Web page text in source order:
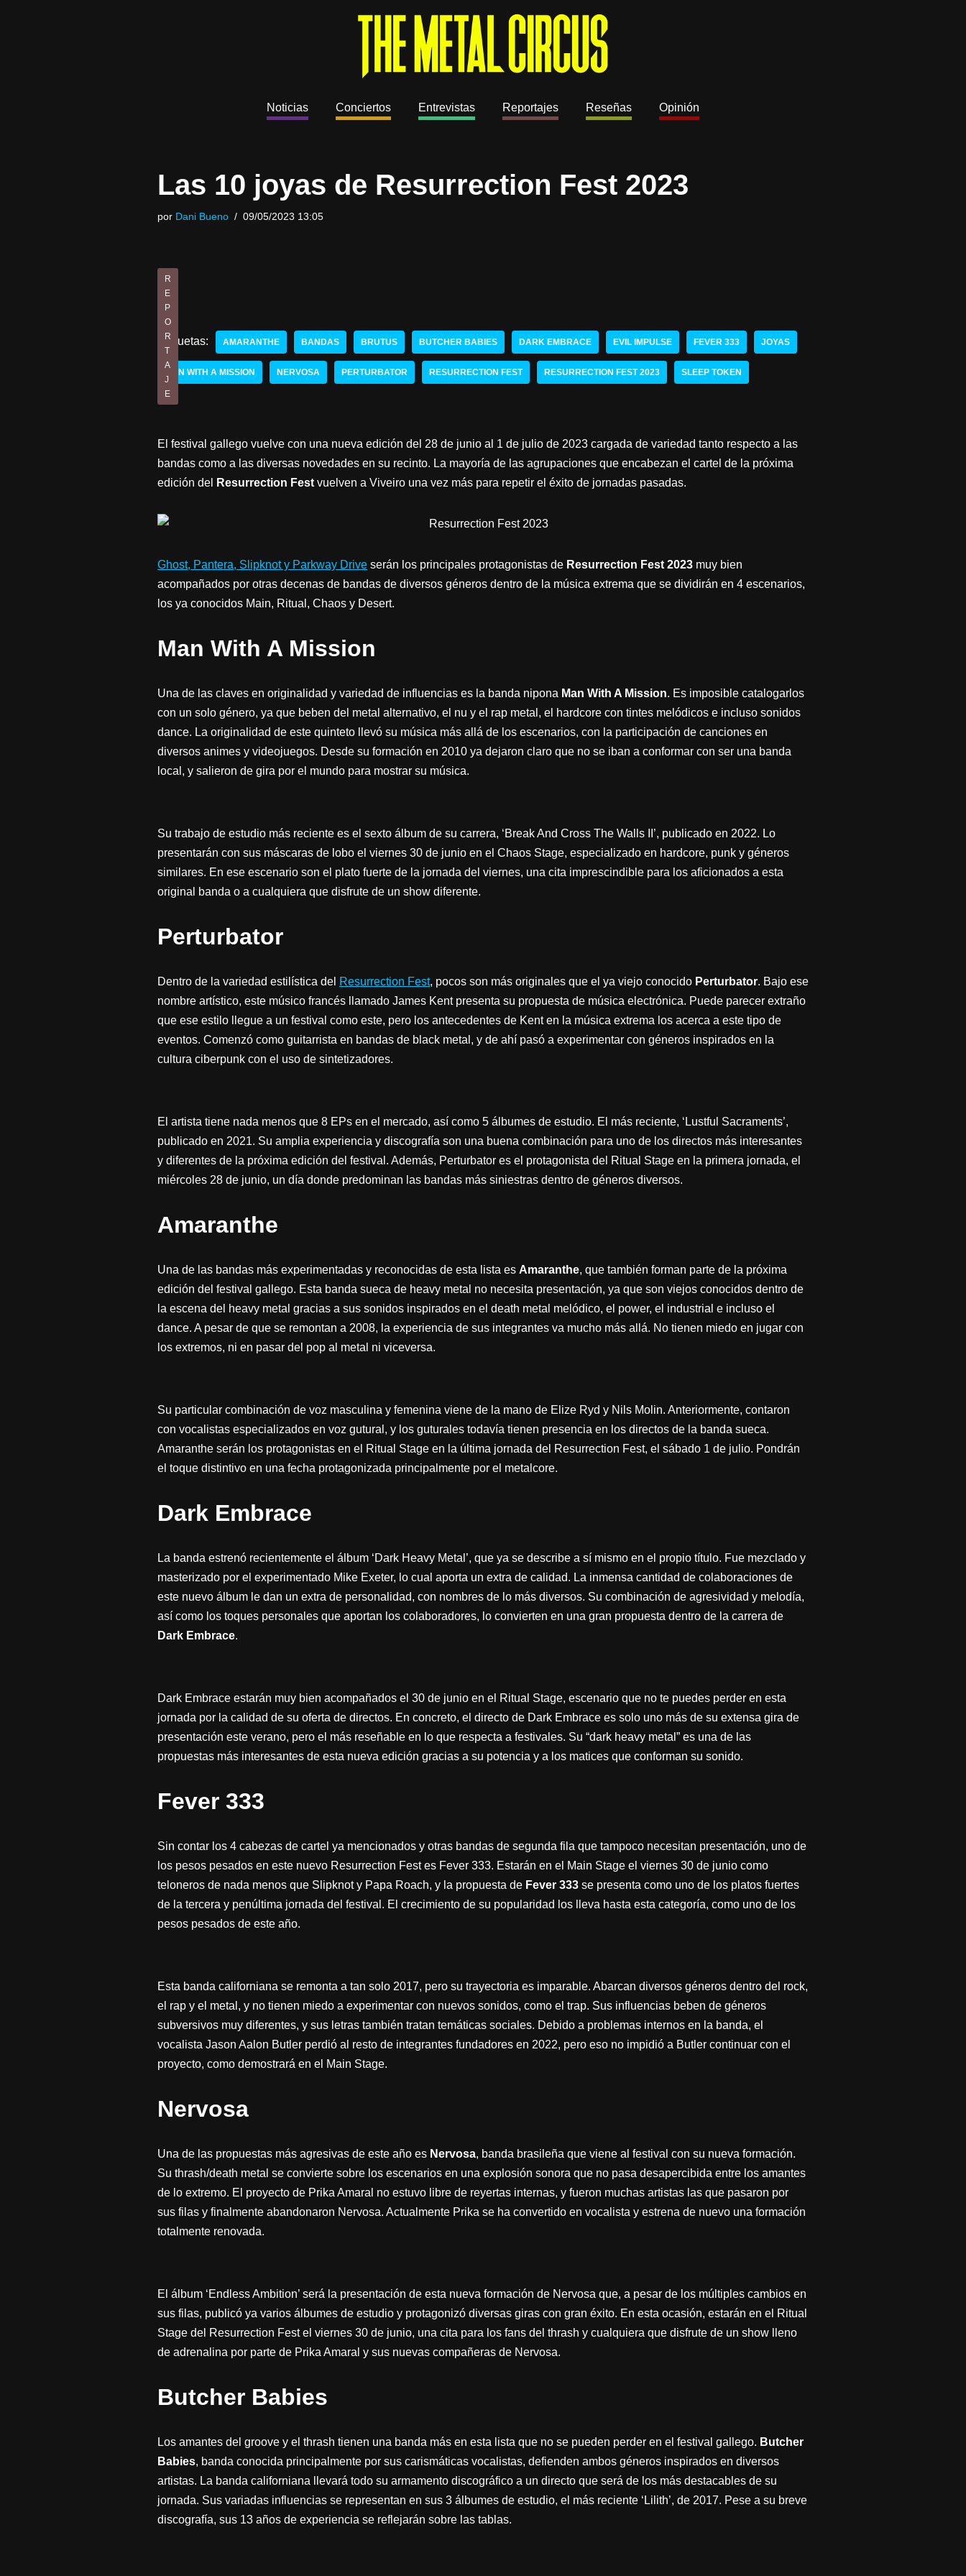
Noticias Conciertos Entrevistas Reportajes Reseñas Opinión
Las 10 joyas de Resurrection Fest 2023
por Dani Bueno 09/05/2023 13:05
R
E
P
O
R
T
A
J
E
Etiquetas: AMARANTHE BANDAS BRUTUS BUTCHER BABIES DARK EMBRACE EVIL IMPULSE FEVER 333 JOYAS
MAN WITH A MISSION NERVOSA PERTURBATOR RESURRECTION FEST RESURRECTION FEST 2023 SLEEP TOKEN
El festival gallego vuelve con una nueva edición del 28 de junio al 1 de julio de 2023 cargada de variedad tanto respecto a las
bandas como a las diversas novedades en su recinto. La mayoría de las agrupaciones que encabezan el cartel de la próxima
edición del
Resurrection Fest vuelven a Viveiro una vez más para repetir el éxito de jornadas pasadas.
Ghost, Pantera, Slipknot y Parkway Drive serán los principales protagonistas de Resurrection Fest 2023 muy bien
acompañados por otras decenas de bandas de diversos géneros dentro de la música extrema que se dividirán en 4 escenarios,
los ya conocidos Main, Ritual, Chaos y Desert.
Man With A Mission
Una de las claves en originalidad y variedad de influencias es la banda nipona Man With A Mission. Es imposible catalogarlos
con un solo género, ya que beben del metal alternativo, el nu y el rap metal, el hardcore con tintes melódicos e incluso sonidos
dance. La originalidad de este quinteto llevó su música más allá de los escenarios, con la participación de canciones en
diversos animes y videojuegos. Desde su formación en 2010 ya dejaron claro que no se iban a conformar con ser una banda
local, y salieron de gira por el mundo para mostrar su música.
Su trabajo de estudio más reciente es el sexto álbum de su carrera, ‘Break And Cross The Walls II’, publicado en 2022. Lo
presentarán con sus máscaras de lobo el viernes 30 de junio en el Chaos Stage, especializado en hardcore, punk y géneros
similares. En ese escenario son el plato fuerte de la jornada del viernes, una cita imprescindible para los aficionados a esta
original banda o a cualquiera que disfrute de un show diferente.
Perturbator
Dentro de la variedad estilística del Resurrection Fest, pocos son más originales que el ya viejo conocido Perturbator. Bajo ese
nombre artístico, este músico francés llamado James Kent presenta su propuesta de música electrónica. Puede parecer extraño
que ese estilo llegue a un festival como este, pero los antecedentes de Kent en la música extrema los acerca a este tipo de
eventos. Comenzó como guitarrista en bandas de black metal, y de ahí pasó a experimentar con géneros inspirados en la
cultura ciberpunk con el uso de sintetizadores.
El artista tiene nada menos que 8 EPs en el mercado, así como 5 álbumes de estudio. El más reciente, ‘Lustful Sacraments’,
publicado en 2021. Su amplia experiencia y discografía son una buena combinación para uno de los directos más interesantes
y diferentes de la próxima edición del festival. Además, Perturbator es el protagonista del Ritual Stage en la primera jornada, el
miércoles 28 de junio, un día donde predominan las bandas más siniestras dentro de géneros diversos.
Amaranthe
Una de las bandas más experimentadas y reconocidas de esta lista es Amaranthe, que también forman parte de la próxima
edición del festival gallego. Esta banda sueca de heavy metal no necesita presentación, ya que son viejos conocidos dentro de
la escena del heavy metal gracias a sus sonidos inspirados en el death metal melódico, el power, el industrial e incluso el
dance. A pesar de que se remontan a 2008, la experiencia de sus integrantes va mucho más allá. No tienen miedo en jugar con
los extremos, ni en pasar del pop al metal ni viceversa.
Su particular combinación de voz masculina y femenina viene de la mano de Elize Ryd y Nils Molin. Anteriormente, contaron
con vocalistas especializados en voz gutural, y los guturales todavía tienen presencia en los directos de la banda sueca.
Amaranthe serán los protagonistas en el Ritual Stage en la última jornada del Resurrection Fest, el sábado 1 de julio. Pondrán
el toque distintivo en una fecha protagonizada principalmente por el metalcore.
Dark Embrace
La banda estrenó recientemente el álbum ‘Dark Heavy Metal’, que ya se describe a sí mismo en el propio título. Fue mezclado y
masterizado por el experimentado Mike Exeter, lo cual aporta un extra de calidad. La inmensa cantidad de colaboraciones de
este nuevo álbum le dan un extra de personalidad, con nombres de lo más diversos. Su combinación de agresividad y melodía,
así como los toques personales que aportan los colaboradores, lo convierten en una gran propuesta dentro de la carrera de
Dark Embrace.
Dark Embrace estarán muy bien acompañados el 30 de junio en el Ritual Stage, escenario que no te puedes perder en esta
jornada por la calidad de su oferta de directos. En concreto, el directo de Dark Embrace es solo uno más de su extensa gira de
presentación este verano, pero el más reseñable en lo que respecta a festivales. Su “dark heavy metal” es una de las
propuestas más interesantes de esta nueva edición gracias a su potencia y a los matices que conforman su sonido.
Fever 333
Sin contar los 4 cabezas de cartel ya mencionados y otras bandas de segunda fila que tampoco necesitan presentación, uno de
los pesos pesados en este nuevo Resurrection Fest es Fever 333. Estarán en el Main Stage el viernes 30 de junio como
teloneros de nada menos que Slipknot y Papa Roach, y la propuesta de Fever 333 se presenta como uno de los platos fuertes
de la tercera y penúltima jornada del festival. El crecimiento de su popularidad los lleva hasta esta categoría, como uno de los
pesos pesados de este año.
Esta banda californiana se remonta a tan solo 2017, pero su trayectoria es imparable. Abarcan diversos géneros dentro del rock,
el rap y el metal, y no tienen miedo a experimentar con nuevos sonidos, como el trap. Sus influencias beben de géneros
subversivos muy diferentes, y sus letras también tratan temáticas sociales. Debido a problemas internos en la banda, el
vocalista Jason Aalon Butler perdió al resto de integrantes fundadores en 2022, pero eso no impidió a Butler continuar con el
proyecto, como demostrará en el Main Stage.
Nervosa
Una de las propuestas más agresivas de este año es Nervosa, banda brasileña que viene al festival con su nueva formación.
Su thrash/death metal se convierte sobre los escenarios en una explosión sonora que no pasa desapercibida entre los amantes
de lo extremo. El proyecto de Prika Amaral no estuvo libre de reyertas internas, y fueron muchas artistas las que pasaron por
sus filas y finalmente abandonaron Nervosa. Actualmente Prika se ha convertido en vocalista y estrena de nuevo una formación
totalmente renovada.
El álbum ‘Endless Ambition’ será la presentación de esta nueva formación de Nervosa que, a pesar de los múltiples cambios en
sus filas, publicó ya varios álbumes de estudio y protagonizó diversas giras con gran éxito. En esta ocasión, estarán en el Ritual
Stage del Resurrection Fest el viernes 30 de junio, una cita para los fans del thrash y cualquiera que disfrute de un show lleno
de adrenalina por parte de Prika Amaral y sus nuevas compañeras de Nervosa.
Butcher Babies
Los amantes del groove y el thrash tienen una banda más en esta lista que no se pueden perder en el festival gallego. Butcher
Babies, banda conocida principalmente por sus carismáticas vocalistas, defienden ambos géneros inspirados en diversos
artistas. La banda californiana llevará todo su armamento discográfico a un directo que será de los más destacables de su
jornada. Sus variadas influencias se representan en sus 3 álbumes de estudio, el más reciente ‘Lilith’, de 2017. Pese a su breve
discografía, sus 13 años de experiencia se reflejarán sobre las tablas.